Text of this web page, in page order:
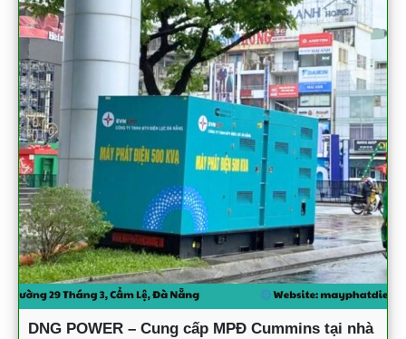
DNG POWER – Cung cấp MPĐ Cummins tại nhà